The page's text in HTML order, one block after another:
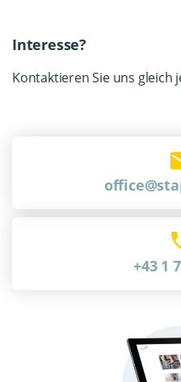
Interesse?
Kontaktieren Sie uns gleich
+43 1